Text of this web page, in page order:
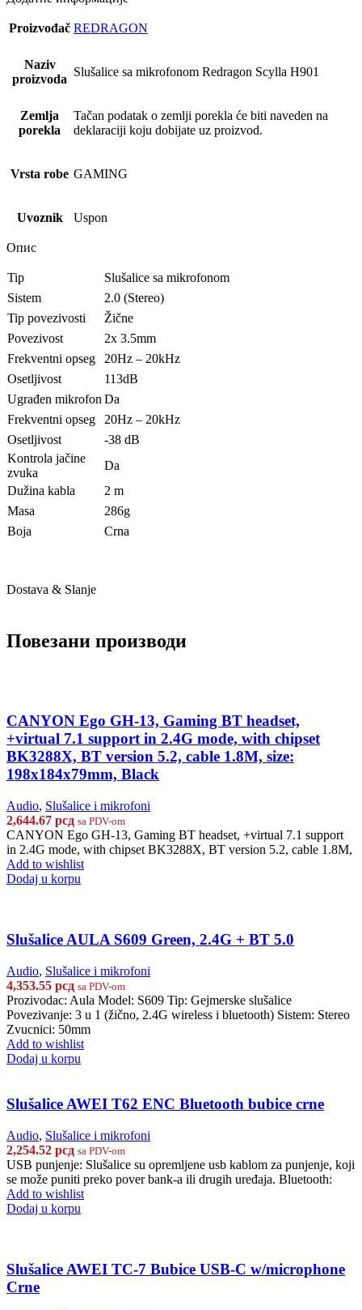
Proizvođač REDRAGON
Naziv
proizvoda
Slušalice sa mikrofonom Redragon Scylla H901
Zemlja
porekla
Tačan podatak o zemlji porekla će biti naveden na
deklaraciji koju dobijate uz proizvod.
Vrsta robe GAMING
Uvoznik Uspon
Опис
Tip
Slušalice sa mikrofonom
Sistem
2.0 (Stereo)
Tip povezivosti
Žične
Povezivost
2x 3.5mm
Frekventni opseg
20Hz – 20kHz
Osetljivost
113dB
Ugrađen mikrofon Da
Frekventni opseg
20Hz – 20kHz
Osetljivost
-38 dB
Kontrola jačine
zvuka
Da
Dužina kabla
2 m
Masa
286g
Boja
Crna
Dostava & Slanje
Повезани производи
CANYON Ego GH-13, Gaming BT headset,
+virtual 7.1 support in 2.4G mode, with chipset
BK3288X, BT version 5.2, cable 1.8M, size:
198x184x79mm, Black
Audio, Slušalice i mikrofoni
2,644.67 рсд sa PDV-om
CANYON Ego GH-13, Gaming BT headset, +virtual 7.1 support
in 2.4G mode, with chipset BK3288X, BT version 5.2, cable 1.8M,
Add to wishlist
Dodaj u korpu
Slušalice AULA S609 Green, 2.4G + BT 5.0
Audio, Slušalice i mikrofoni
4,353.55 рсд sa PDV-om
Prozivodac: Aula Model: S609 Tip: Gejmerske slušalice
Povezivanje: 3 u 1 (žično, 2.4G wireless i bluetooth) Sistem: Stereo
Zvucnici: 50mm
Add to wishlist
Dodaj u korpu
Slušalice AWEI T62 ENC Bluetooth bubice crne
Audio, Slušalice i mikrofoni
2,254.52 рсд sa PDV-om
USB punjenje: Slušalice su opremljene usb kablom za punjenje, koji
se može puniti preko pover bank-a ili drugih uređaja. Bluetooth:
Add to wishlist
Dodaj u korpu
Slušalice AWEI TC-7 Bubice USB-C w/microphone
Crne